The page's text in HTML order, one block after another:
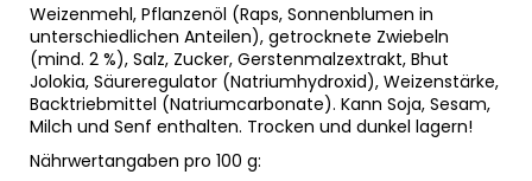
Weizenmehl, Pflanzenöl (Raps, Sonnenblumen in
unterschiedlichen Anteilen), getrocknete Zwiebeln
(mind. 2 %), Salz, Zucker, Gerstenmalzextrakt, Bhut
Jolokia, Säureregulator (Natriumhydroxid), Weizenstärke,
Backtriebmittel (Natriumcarbonate). Kann Soja, Sesam,
Milch und Senf enthalten. Trocken und dunkel lagern!
Nährwertangaben pro 100 g: